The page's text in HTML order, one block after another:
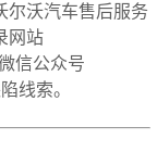
尔沃汽车售后服务
网站
信公众号
线索。